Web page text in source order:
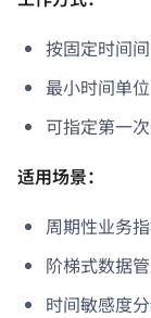
按固定时间
最小时间单
可指定第一
适用场景：
周期性业务
阶梯式数据
时间敏感度